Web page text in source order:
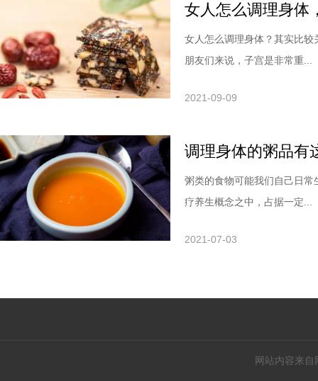
女人怎么调理身体
女人怎么调理身体？其实比
朋友们来说，子宫是非常重...
2021-09-09
调理身体的粥品有
粥类的食物可能我们自己日
疗养生概念之中，占据一定...
2021-07-03
网站内容来